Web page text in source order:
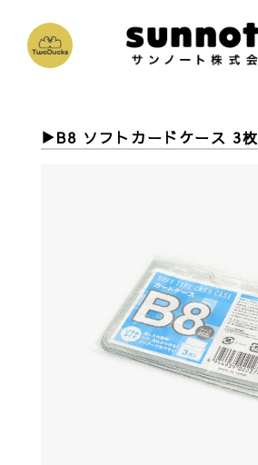
B8 ソフトカードケース 3枚